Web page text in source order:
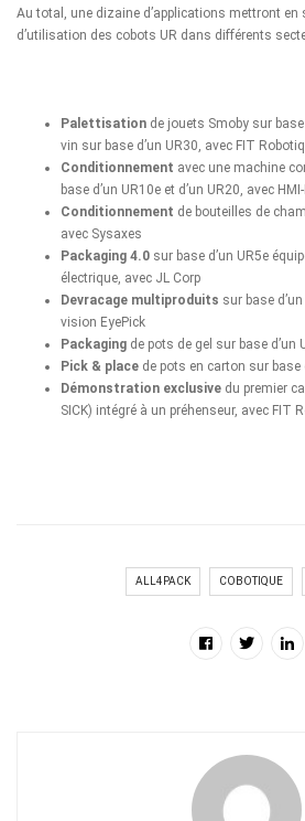
Au total, une dizaine d’applications mettront en
d’utilisation des cobots UR dans différents
Palettisation de jouets Smoby sur
vin sur base d’un UR30, avec FIT
Conditionnement avec une machine
base d’un UR10e et d’un UR20, avec
Conditionnement de bouteilles de
avec Sysaxes
Packaging 4.0 sur base d’un UR5e
électrique, avec JL Corp
Devracage multiproduits sur base
vision EyePick
Packaging de pots de gel sur base d’un
Pick & place de pots en carton sur base
Démonstration exclusive du premier
SICK) intégré à un préhenseur, avec FIT
ALL4PACK COBOTIQUE